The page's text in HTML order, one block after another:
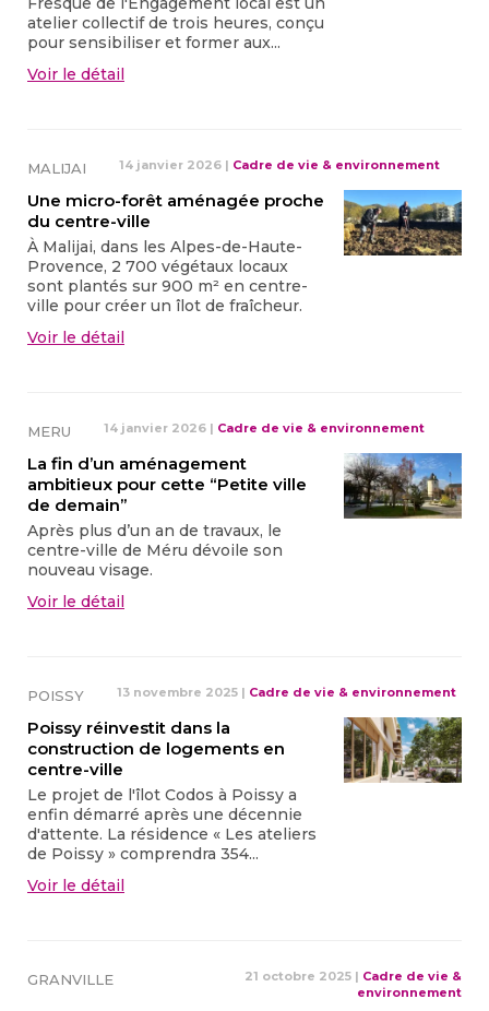
atelier collectif de trois heures, conçu
pour sensibiliser et former aux...
Voir le détail
MALIJAI 14 janvier 2026 | Cadre de vie & environnement
Une micro-forêt aménagée proche
du centre-ville
À Malijai, dans les Alpes-de-Haute-
Provence, 2 700 végétaux locaux
sont plantés sur 900 m² en centre-
ville pour créer un îlot de fraîcheur.
Voir le détail
MERU 14 janvier 2026 | Cadre de vie & environnement
La fin d’un aménagement
ambitieux pour cette “Petite ville
de demain”
Après plus d’un an de travaux, le
centre-ville de Méru dévoile son
nouveau visage.
Voir le détail
POISSY 13 novembre 2025 | Cadre de vie & environnement
Poissy réinvestit dans la
construction de logements en
centre-ville
Le projet de l'îlot Codos à Poissy a
enfin démarré après une décennie
d'attente. La résidence « Les ateliers
de Poissy » comprendra 354...
Voir le détail
GRANVILLE 21 octobre 2025 | Cadre de vie &
environnement